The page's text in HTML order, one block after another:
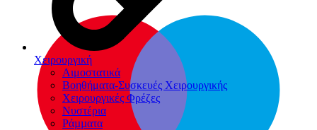
Χειρουργική
Αιμοστατικά
Βοηθήματα-Συσκευές Χειρουργικής
Χειρουργικές Φρέζες
Νυστέρια
Ράµµατα